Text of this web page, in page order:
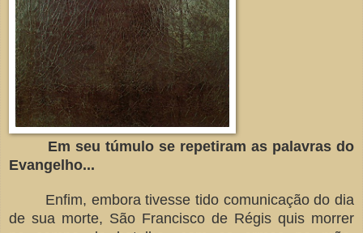
Em seu túmulo se repetiram as palavras do
Evangelho...
Enfim, embora tivesse tido comunicação do dia
de sua morte, São Francisco de Régis quis morrer